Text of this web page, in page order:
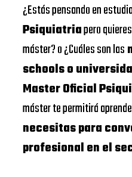
¿Estás pensando en
Psiquiatriapero
máster? o ¿Cuáles son las
schools o
Master Oficial
máster te permitirá
necesitas para
profesional en el